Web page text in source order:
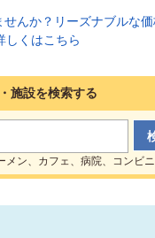
施設を検索する
メン、カフェ、病院、コンビニ